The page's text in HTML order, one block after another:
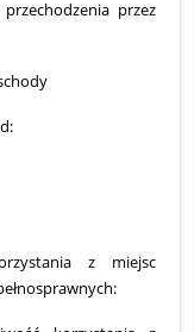
przez
z miejsc